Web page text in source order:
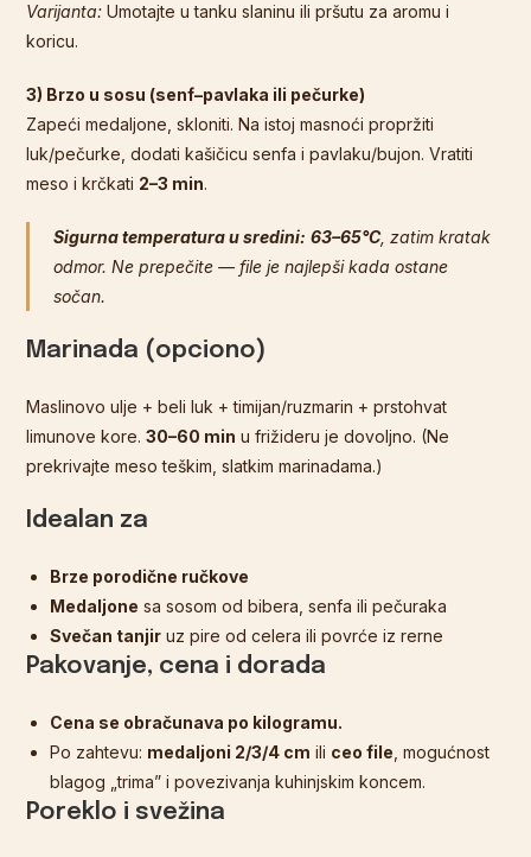
Varijanta: Umotajte u tanku slaninu ili pršutu za aromu i
koricu.
3) Brzo u sosu (senf–pavlaka ili pečurke)
Zapeći medaljone, skloniti. Na istoj masnoći propržiti
luk/pečurke, dodati kašičicu senfa i pavlaku/bujon. Vratiti
meso i krčkati 2–3 min.
Sigurna temperatura u sredini: 63–65°C, zatim kratak
odmor.Ne prepečite — file je najlepši kada ostane
sočan.
Marinada (opciono)
Maslinovo ulje + beli luk + timijan/ruzmarin + prstohvat
limunove kore.30–60 min u frižideru je dovoljno. (Ne
prekrivajte meso teškim, slatkim marinadama.)
Idealan za
Brze porodične ručkove
Medaljone sa sosom od bibera, senfa ili pečuraka
Svečan tanjir uz pire od celera ili povrće iz rerne
Pakovanje, cena i dorada
Cena se obračunava po kilogramu.
Po zahtevu: medaljoni 2/3/4 cm ili ceo file , mogućnost
blagog „trima” i povezivanja kuhinjskim koncem.
Poreklo i svežina